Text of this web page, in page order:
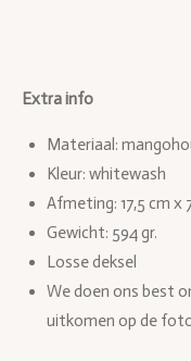
Extra info
Materiaal:
Kleur: whitewash
Afmeting: 17,5 cm x
Gewicht: 594 gr.
Losse deksel
We doen ons best
uitkomen op de